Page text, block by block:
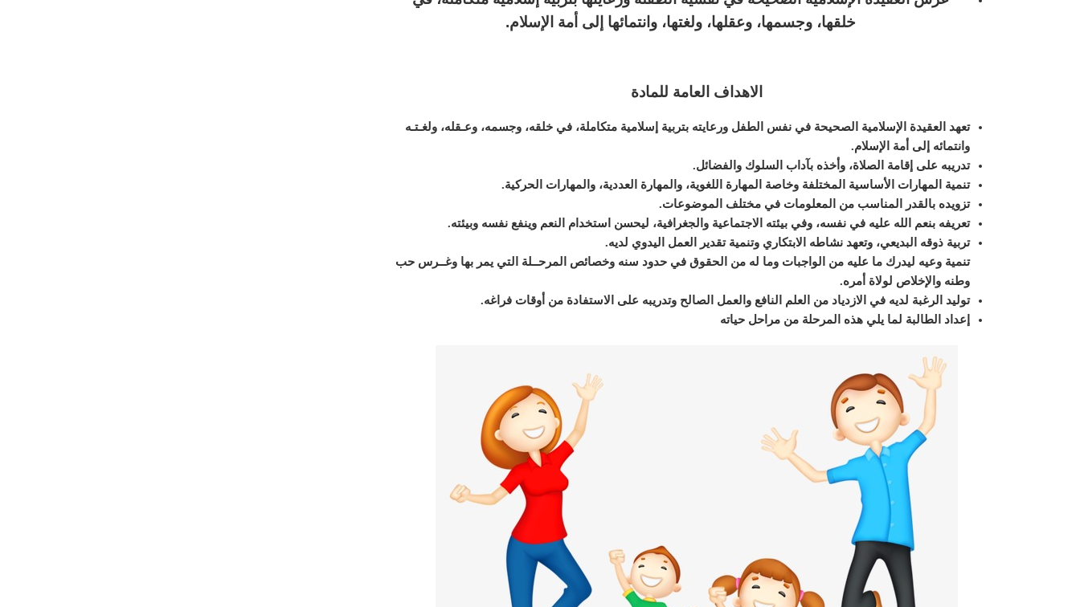
خلقها، وجسمها، وعقلها، ولغتها، وانتمائها إلى أمة الإسلام.
الاهداف العامة للمادة
تعهد العقيدة الإسلامية الصحيحة في نفس الطفل ورعايته بتربية إسلامية متكاملة، في خلقه، وجسمه، وعـقله، ولغـتـه
وانتمائه إلى أمة الإسلام.
تدريبه على إقامة الصلاة، وأخذه بآداب السلوك والفضائل.
تنمية المهارات الأساسية المختلفة وخاصة المهارة اللغوية، والمهارة العددية، والمهارات الحركية.
تزويده بالقدر المناسب من المعلومات في مختلف الموضوعات.
تعريفه بنعم الله عليه في نفسه، وفي بيئته الاجتماعية والجغرافية، ليحسن استخدام النعم وينفع نفسه وبيئته.
تربية ذوقه البديعي، وتعهد نشاطه الابتكاري وتنمية تقدير العمل اليدوي لديه.
تنمية وعيه ليدرك ما عليه من الواجبات وما له من الحقوق في حدود سنه وخصائص المرحــلة التي يمر بها وغــرس حب
وطنه والإخلاص لولاة أمره.
توليد الرغبة لديه في الازدياد من العلم النافع والعمل الصالح وتدريبه على الاستفادة من أوقات فراغه.
إعداد الطالبة لما يلي هذه المرحلة من مراحل حياته